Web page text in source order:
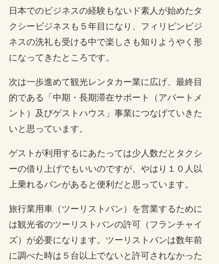
日本でのビジネスの経験もないド素人が始めたタ
クシービジネスも５年目になり、フィリピンビジ
ネスの洗礼も受ける中で楽しさも知りようやく形
になってきたところです。
次は一歩進めて観光レンタカー業に広げ、最終目
的である「中期・長期滞在サポート（アパートメ
ント）及びゲストハウス」事業につなげていきた
いと思っています。
ゲストが利用するにあたっては少人数だとタクシ
ーの借り上げでもいいのですが、やはり１０人以
上乗れるバンがあると便利だと思っています。
旅行業用車（ツーリストバン）を営業するために
は観光省のツーリストバンの許可（フランチャイ
ズ）が必要になります。ツーリストバンは数年前
に調べた時は５台以上でないと許可されなかった